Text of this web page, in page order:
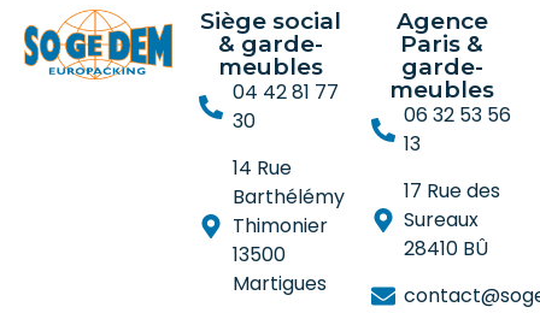
Siège social
& garde-
meubles
04 42 81 77
30
14 Rue
Barthélémy
Thimonier
13500
Martigues
Agence
Paris &
garde-
meubles
06 32 53 56
13
17 Rue des
Sureaux
28410 BÛ